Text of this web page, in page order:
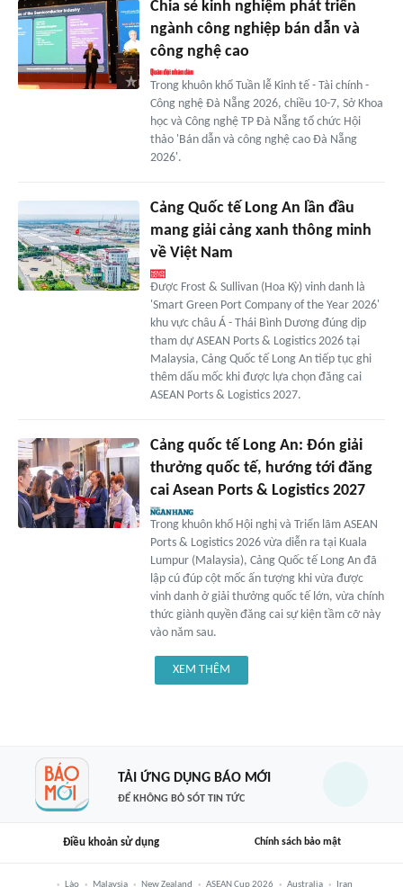
Chia sẻ kinh nghiệm phát triển
ngành công nghiệp bán dẫn và
công nghệ cao
Trong khuôn khổ Tuần lễ Kinh tế - Tài chính -
Công nghệ Đà Nẵng 2026, chiều 10-7, Sở Khoa
học và Công nghệ TP Đà Nẵng tổ chức Hội
thảo 'Bán dẫn và công nghệ cao Đà Nẵng
2026'.
Cảng Quốc tế Long An lần đầu
mang giải cảng xanh thông minh
về Việt Nam
Được Frost & Sullivan (Hoa Kỳ) vinh danh là
'Smart Green Port Company of the Year 2026'
khu vực châu Á - Thái Bình Dương đúng dịp
tham dự ASEAN Ports & Logistics 2026 tại
Malaysia, Cảng Quốc tế Long An tiếp tục ghi
thêm dấu mốc khi được lựa chọn đăng cai
ASEAN Ports & Logistics 2027.
Cảng quốc tế Long An: Đón giải
thưởng quốc tế, hướng tới đăng
cai Asean Ports & Logistics 2027
Trong khuôn khổ Hội nghị và Triển lãm ASEAN
Ports & Logistics 2026 vừa diễn ra tại Kuala
Lumpur (Malaysia), Cảng Quốc tế Long An đã
lập cú đúp cột mốc ấn tượng khi vừa được
vinh danh ở giải thưởng quốc tế lớn, vừa chính
thức giành quyền đăng cai sự kiện tầm cỡ này
vào năm sau.
XEM THÊM
TẢI ỨNG DỤNG BÁO MỚI
ĐỂ KHÔNG BỎ SÓT TIN TỨC
Điều khoản sử dụng Chính sách bảo mật
Lào Malaysia New Zealand ASEAN Cup 2026 Australia Iran